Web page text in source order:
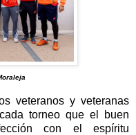
veteranos y veteranas
torneo que el buen
con el espíritu